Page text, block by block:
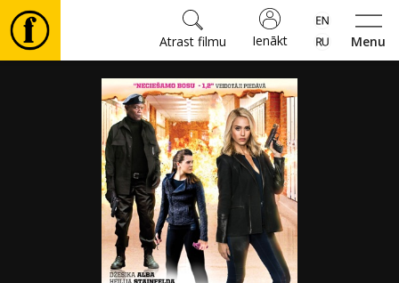
Menu
Ienākt
Atrast filmu